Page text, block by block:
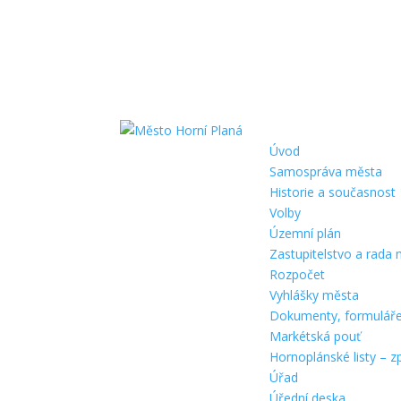
Úvod
Samospráva města
Historie a současnost
Volby
Územní plán
Zastupitelstvo a rada
Rozpočet
Vyhlášky města
Dokumenty, formuláře
Markétská pouť
Hornoplánské listy –
Úřad